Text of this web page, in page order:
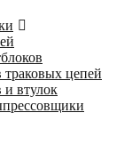
цепей
втулок